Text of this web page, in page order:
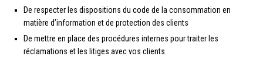
De respecter les dispositions du code de la consommation en
matière d’information et de protection des clients
De mettre en place des procédures internes pour traiter les
réclamations et les litiges avec vos clients